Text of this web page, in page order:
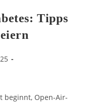
Tipps
beginnt, Open-Air-